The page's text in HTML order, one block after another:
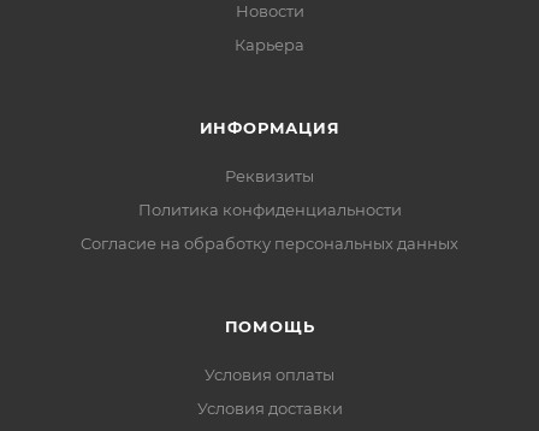
Новости
Карьера
ИНФОРМАЦИЯ
Реквизиты
Политика конфиденциальности
Cогласие на обработку персональных данных
ПОМОЩЬ
Условия оплаты
Условия доставки